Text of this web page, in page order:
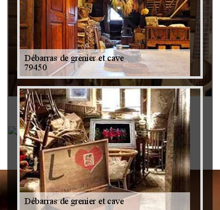
Rachat instrument de musique 79
Achat antiquité 79